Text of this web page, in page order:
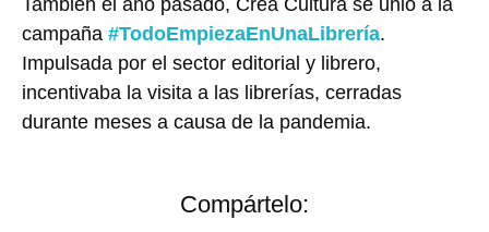
También el año pasado, Crea Cultura se unió a la
campaña #TodoEmpiezaEnUnaLibrería.
Impulsada por el sector editorial y librero,
incentivaba la visita a las librerías, cerradas
durante meses a causa de la pandemia.
Compártelo: